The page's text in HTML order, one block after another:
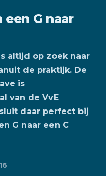
G naar
altijd op zoek naar
de praktijk. De
is
van de VvE
daar perfect bij
G naar een C